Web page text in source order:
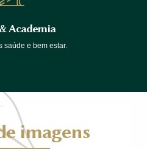
Academia
saúde e bem estar.
imagens